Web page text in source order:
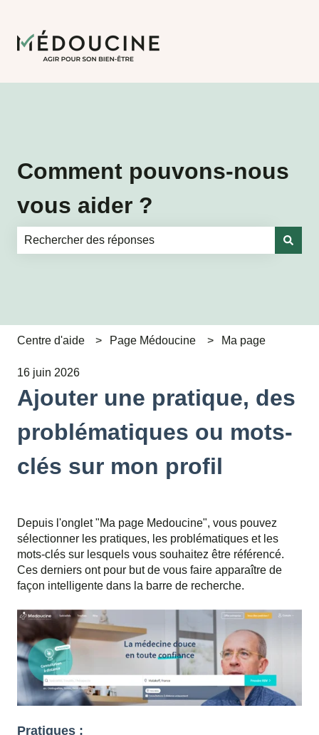
Comment pouvons-nous
vous aider ?
Centre d'aide Page Médoucine Ma page
16 juin 2026
Ajouter une pratique, des
problématiques ou mots-
clés sur mon profil
Depuis l'onglet "Ma page Medoucine", vous pouvez
sélectionner les pratiques, les problématiques et les
mots-clés sur lesquels vous souhaitez être référencé.
Ces derniers ont pour but de vous faire apparaître de
façon intelligente dans la barre de recherche.
Pratiques :